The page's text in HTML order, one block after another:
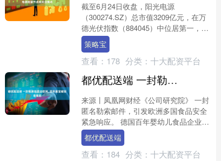
截至6月24日收盘，阳光电源
（300274.SZ）总市值3209亿元，在万
德光伏指数（884045）中位居第一，且
是唯一市值超3000亿元的企业，规模超
过板块第....
策略宝
查看： 178 分类： 十大配资平台
都优配送端 一封勒索信震动欧洲, 百年喜宝被投毒背后
来源丨凤凰网财经《公司研究院》 一封
匿名勒索邮件，引发欧洲多国食品安全
紧急响应。 德国百年婴幼儿食品企业喜
宝（HiPP）在奥地利、捷克、斯洛伐克
相继遭遇人为恶意....
都优配送端
查看： 184 分类： 十大配资平台